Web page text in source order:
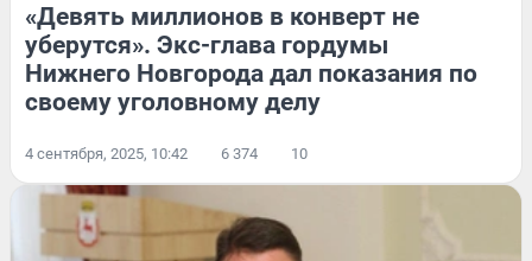
«Девять миллионов в конверт не
уберутся». Экс-глава гордумы
Нижнего Новгорода дал показания по
своему уголовному делу
4 сентября, 2025, 10:42 6 374 10